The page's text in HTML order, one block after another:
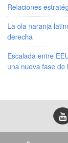
Relaciones
La ola naranja
derecha
Escalada entre
una nueva fase de